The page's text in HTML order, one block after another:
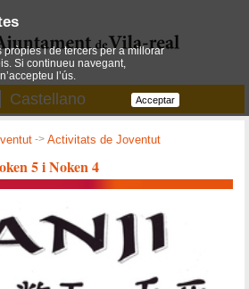
Castellano
->Activitats de Joventut
5 i Noken 4
pròpies i de tercers per a millorar
Si continueu navegant,
l’ús.
Acceptar